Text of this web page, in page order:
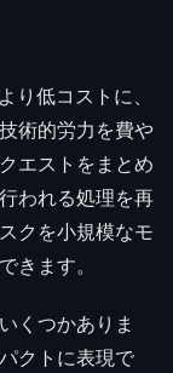
低コストに、
術的労力を費や
エストをまとめ
われる処理を再
クを小規模なモ
きます。
くつかありま
クトに表現で